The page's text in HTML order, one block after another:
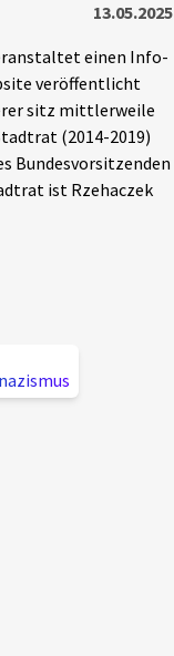
13.05.2025
einen Info-
veröffentlicht
sitz mittlerweile
(2014-2019)
Bundesvorsitzenden
ist Rzehaczek